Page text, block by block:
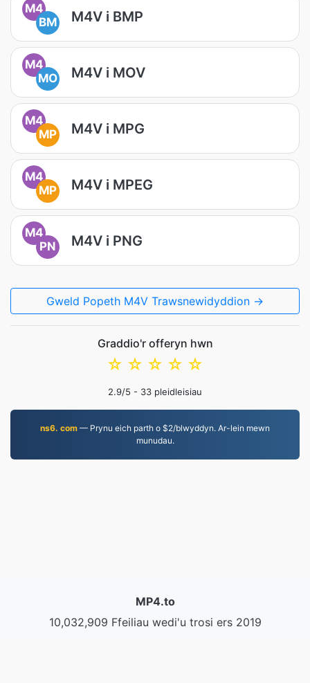
M4
BM
M4V i BMP
M4
MO
M4V i MOV
M4
MP
M4V i MPG
M4
MP
M4V i MPEG
M4
PN
M4V i PNG
Gweld Popeth M4V Trawsnewidyddion →
Graddio'r offeryn hwn
☆
☆
☆
☆
☆
2.9/5 - 33 pleidleisiau
ns6. com — Prynu eich parth o $2/blwyddyn. Ar-lein mewn
munudau.
MP4.to
10,032,909 Ffeiliau wedi'u trosi ers 2019